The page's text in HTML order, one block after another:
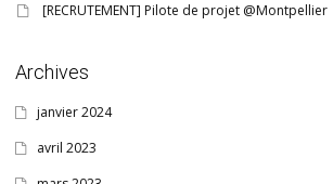
[RECRUTEMENT] Pilote de projet @Montpellier
Archives
janvier 2024
avril 2023